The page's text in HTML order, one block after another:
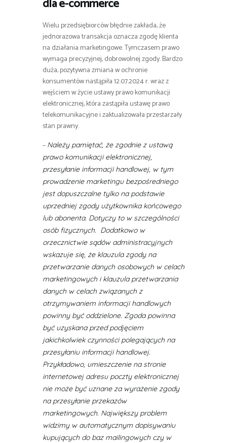
dla e-commerce
Wielu przedsiębiorców błędnie zakłada, że
jednorazowa transakcja oznacza zgodę klienta
na działania marketingowe. Tymczasem prawo
wymaga precyzyjnej, dobrowolnej zgody. Bardzo
duża, pozytywna zmiana w ochronie
konsumentów nastąpiła 12.07.2024 r. wraz z
wejściem w życie ustawy prawo komunikacji
elektronicznej, która zastąpiła ustawę prawo
telekomunikacyjne i zaktualizowała przestarzały
stan prawny.
– Należy pamiętać, że zgodnie z ustawą
prawo komunikacji elektronicznej,
przesyłanie informacji handlowej, w tym
prowadzenie marketingu bezpośredniego
jest dopuszczalne tylko na podstawie
uprzedniej zgody użytkownika końcowego
lub abonenta. Dotyczy to w szczególności
osób fizycznych. Dodatkowo w
orzecznictwie sądów administracyjnych
wskazuje się, że klauzula zgody na
przetwarzanie danych osobowych w celach
marketingowych i klauzula przetwarzania
danych w celach związanych z
otrzymywaniem informacji handlowych
powinny być oddzielone. Zgoda powinna
być uzyskana przed podjęciem
jakichkolwiek czynności polegających na
przesyłaniu informacji handlowej.
Przykładowo, umieszczenie na stronie
internetowej adresu poczty elektronicznej
nie może być uznane za wyrażenie zgody
na przesyłanie przekazów
marketingowych. Największy problem
widzimy w automatycznym dopisywaniu
kupujących do baz mailingowych czy w